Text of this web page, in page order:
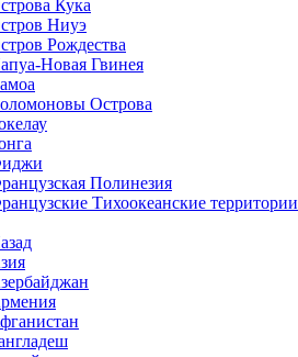
Кука
Ниуэ
Рождества
Новая Гвинея
Острова
Полинезия
Тихоокеанские территории